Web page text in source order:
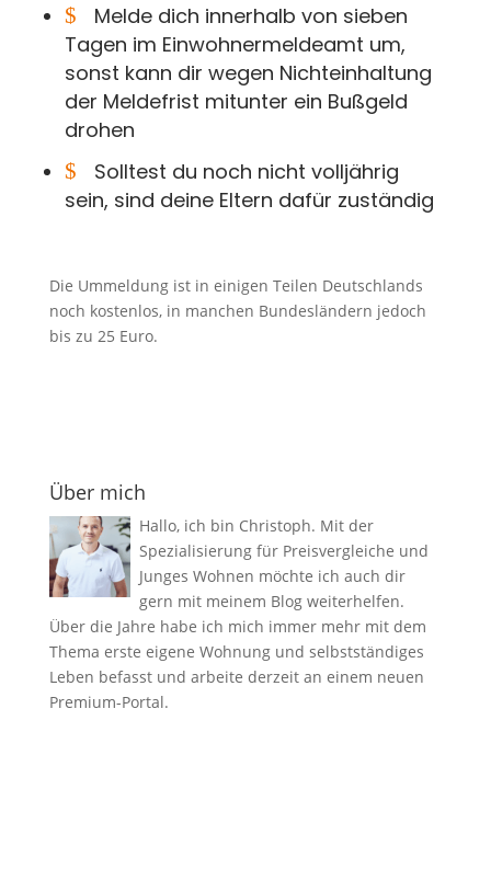
$
Melde dich innerhalb von sieben
Tagen im Einwohnermeldeamt um,
sonst kann dir wegen Nichteinhaltung
der Meldefrist mitunter ein Bußgeld
drohen
$
Solltest du noch nicht volljährig
sein, sind deine Eltern dafür zuständig
Die Ummeldung ist in einigen Teilen Deutschlands
noch kostenlos, in manchen Bundesländern jedoch
bis zu 25 Euro.
Über mich
Hallo, ich bin Christoph. Mit der
Spezialisierung für Preisvergleiche und
Junges Wohnen möchte ich auch dir
gern mit meinem Blog weiterhelfen.
Über die Jahre habe ich mich immer mehr mit dem
Thema erste eigene Wohnung und selbstständiges
Leben befasst und arbeite derzeit an einem neuen
Premium-Portal.